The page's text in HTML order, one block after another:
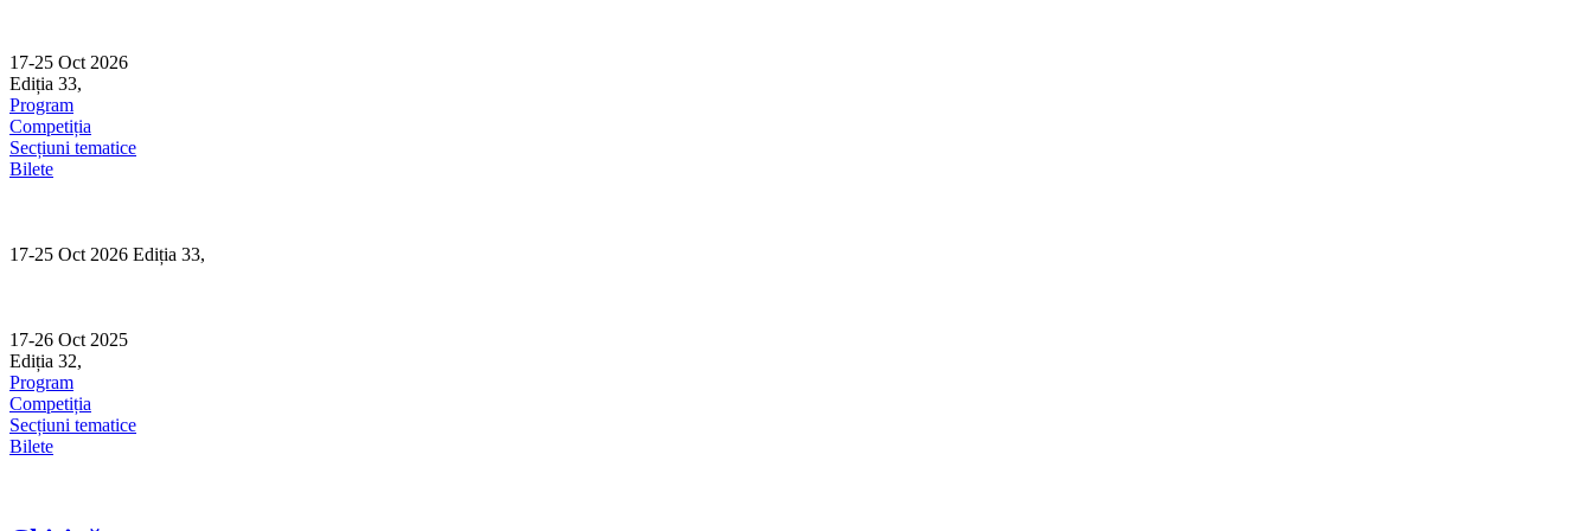
content
17-25 Oct 2026
Ediția 33,
Program
Competiția
Secțiuni tematice
Bilete
17-25 Oct 2026 Ediția 33,
17-26 Oct 2025
Ediția 32,
Program
Competiția
Secțiuni tematice
Bilete